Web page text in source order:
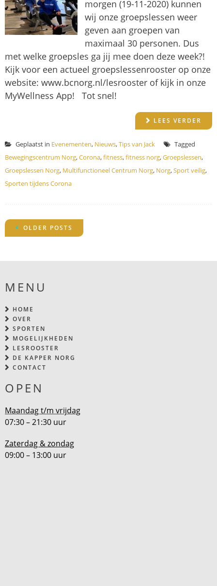
morgen (19-11-2020) kunnen
wij onze groepslessen weer
geven aan groepen van
maximaal 30 personen. Dus
met welke groepsles ga jij mee doen deze week?!
Kijk voor een actueel groepslessenrooster op onze
website: www.bcnorg.nl/lesrooster of kijk in onze
MyWellness App! Tot snel!
LEES VERDER
Geplaatst in Evenementen, Nieuws,Tips van Jack
Tagged
Bewegingscentrum Norg,Corona,fitness,fitness norg,Groepslessen,
Groepslessen Norg, Multifunctioneel Centrum Norg, Norg,Sport veilig,
Sporten tijdens Corona
POSTS
OLDER POSTS
MENU
HOME
OVER
SPORTEN
MOGELIJKHEDEN
LESROOSTER
DE KAPPER NORG
CONTACT
OPEN
Maandag t/m vrijdag
07:30 – 21:30 uur
Zaterdag & zondag
09:00 – 13:00 uur